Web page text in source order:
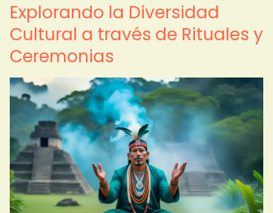
Explorando la Diversidad
Cultural a través de Rituales y
Ceremonias